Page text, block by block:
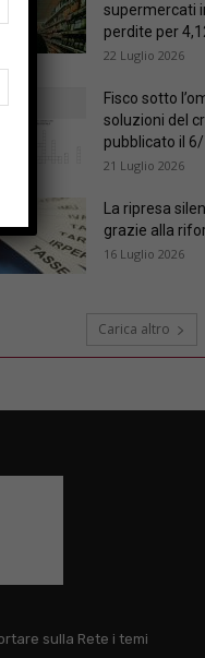
supermercati
perdite per
22 Luglio 2026
Fisco sotto
soluzioni del
pubblicato il
21 Luglio 2026
La ripresa
grazie alla
16 Luglio 2026
Carica altro
sulla Rete i temi